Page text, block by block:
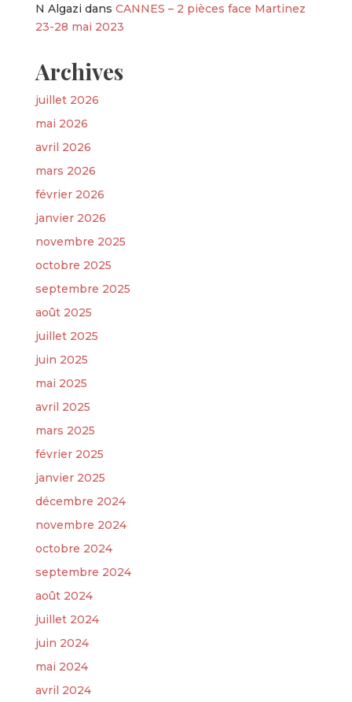
N Algazi dans CANNES – 2 pièces face Martinez
23-28 mai 2023
Archives
juillet 2026
mai 2026
avril 2026
mars 2026
février 2026
janvier 2026
novembre 2025
octobre 2025
septembre 2025
août 2025
juillet 2025
juin 2025
mai 2025
avril 2025
mars 2025
février 2025
janvier 2025
décembre 2024
novembre 2024
octobre 2024
septembre 2024
août 2024
juillet 2024
juin 2024
mai 2024
avril 2024